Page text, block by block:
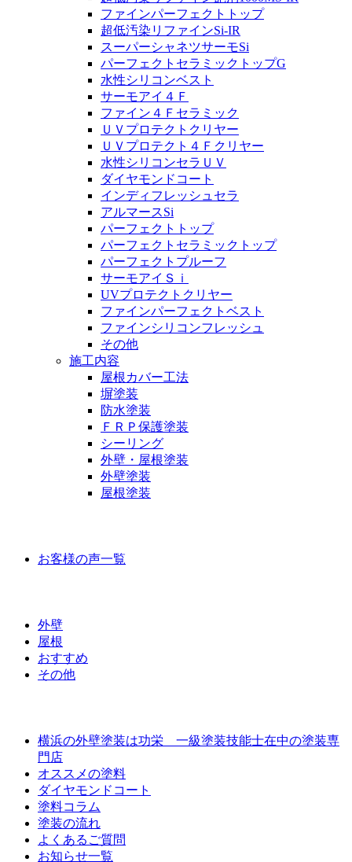
ファインパーフェクトトップ
超低汚染リファインSi-IR
スーパーシャネツサーモSi
パーフェクトセラミックトップG
水性シリコンベスト
サーモアイ４Ｆ
ファイン４Ｆセラミック
ＵＶプロテクトクリヤー
ＵＶプロテクト４Ｆクリヤー
水性シリコンセラＵＶ
ダイヤモンドコート
インディフレッシュセラ
アルマースSi
パーフェクトトップ
パーフェクトセラミックトップ
パーフェクトプルーフ
サーモアイＳｉ
UVプロテクトクリヤー
ファインパーフェクトベスト
ファインシリコンフレッシュ
その他
施工内容
屋根カバー工法
塀塗装
防水塗装
ＦＲＰ保護塗装
シーリング
外壁・屋根塗装
外壁塗装
屋根塗装
お客様の声一覧
外壁
屋根
おすすめ
その他
横浜の外壁塗装は功栄 一級塗装技能士在中の塗装専
門店
オススメの塗料
ダイヤモンドコート
塗料コラム
塗装の流れ
よくあるご質問
お知らせ一覧